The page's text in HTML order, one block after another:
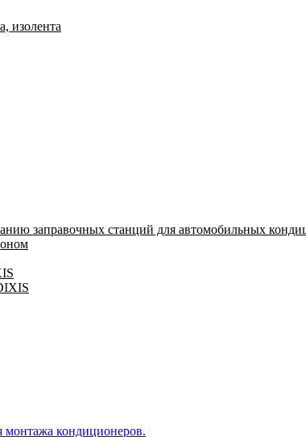
изолента
заправочных станций для автомобильных
монтажа кондиционеров.